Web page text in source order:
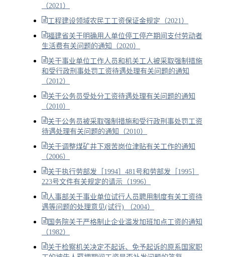
（2021）
工程建设领域农民工工资保证金规定（2021）
福建省关于明确用人单位停工停产期间支付劳动者
生活费有关问题的通知（2020）
关于事业单位工作人员和机关工人被采取强制措施
和受行政刑事处罚工资待遇处理有关问题的通知
（2012）
关于公务员受处分工资待遇处理有关问题的通知
（2010）
关于公务员被采取强制措施和受行政刑事处罚工资
待遇处理有关问题的通知（2010）
关于调整煤矿井下艰苦岗位津贴有关工作的通知
（2006）
关于执行劳部发［1994］481号和劳部发［1995］
223号文件有关规定的请示（1996）
人事部关于事业单位试行人员聘用制度有关工资待
遇等问题的处理意见(试行) （2004）
国务院关于严格制止企业滥发加班加点工资的通知
（1982）
关于检察机关决定不起诉、免予起诉的原系国家职